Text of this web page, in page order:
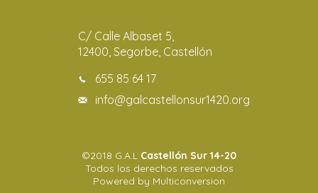
C/ Calle Albaset 5,
12400, Segorbe, Castellón
655 85 64 17
info@galcastellonsur1420.org
©2018 G.A.L Castellón Sur 14-20
Todos los derechos reservados
Powered by Multiconversion